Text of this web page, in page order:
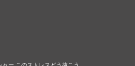
ー このストレスどう抜こう